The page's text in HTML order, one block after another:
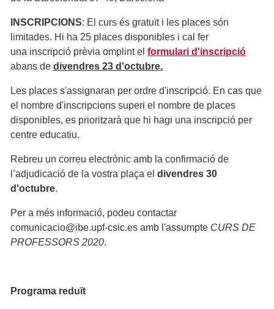
INSCRIPCIONS: El curs és gratuït i les places són
limitades. Hi ha 25 places disponibles i cal fer
una inscripció prèvia omplint el formulari d'inscripció
abans de divendres 23 d'octubre.
Les places s'assignaran per ordre d'inscripció. En cas que
el nombre d'inscripcions superi el nombre de places
disponibles, es prioritzarà que hi hagi una inscripció per
centre educatiu.
Rebreu un correu electrònic amb la confirmació de
l’adjudicació de la vostra plaça el divendres 30
d'octubre.
Per a més informació, podeu contactar
comunicacio@ibe.upf-csic.es amb l'assumpte CURS DE
PROFESSORS 2020.
Programa reduït